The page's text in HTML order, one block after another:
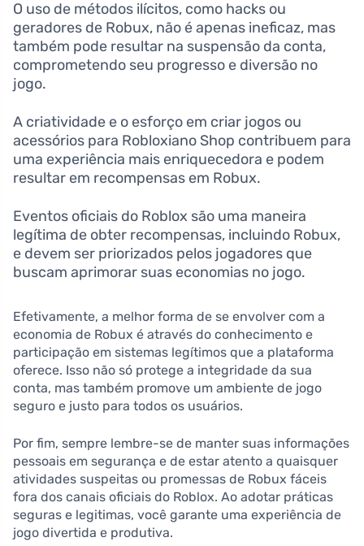
O uso de métodos ilícitos, como hacks ou
geradores de Robux, não é apenas ineficaz, mas
também pode resultar na suspensão da conta,
comprometendo seu progresso e diversão no
jogo.
A criatividade e o esforço em criar jogos ou
acessórios para Robloxiano Shop contribuem para
uma experiência mais enriquecedora e podem
resultar em recompensas em Robux.
Eventos oficiais do Roblox são uma maneira
legítima de obter recompensas, incluindo Robux,
e devem ser priorizados pelos jogadores que
buscam aprimorar suas economias no jogo.
Efetivamente, a melhor forma de se envolver com a
economia de Robux é através do conhecimento e
participação em sistemas legítimos que a plataforma
oferece. Isso não só protege a integridade da sua
conta, mas também promove um ambiente de jogo
seguro e justo para todos os usuários.
Por fim, sempre lembre-se de manter suas informações
pessoais em segurança e de estar atento a quaisquer
atividades suspeitas ou promessas de Robux fáceis
fora dos canais oficiais do Roblox. Ao adotar práticas
seguras e legitimas, você garante uma experiência de
jogo divertida e produtiva.